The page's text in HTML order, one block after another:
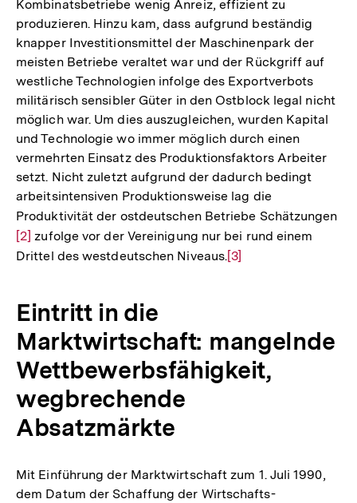
Kombinatsbetriebe wenig Anreiz, effizient zu
produzieren. Hinzu kam, dass aufgrund beständig
knapper Investitionsmittel der Maschinenpark der
meisten Betriebe veraltet war und der Rückgriff auf
westliche Technologien infolge des Exportverbots
militärisch sensibler Güter in den Ostblock legal nicht
möglich war. Um dies auszugleichen, wurden Kapital
und Technologie wo immer möglich durch einen
vermehrten Einsatz des Produktionsfaktors Arbeiter
setzt. Nicht zuletzt aufgrund der dadurch bedingt
arbeitsintensiven Produktionsweise lag die
Produktivität der ostdeutschen Betriebe Schätzungen
[2] zufolge vor der Vereinigung nur bei rund einem
Drittel des westdeutschen Niveaus.Zur
[3]
Eintritt in die
Marktwirtschaft: mangelnde
Wettbewerbsfähigkeit,
wegbrechende
Absatzmärkte
Mit Einführung der Marktwirtschaft zum 1. Juli 1990,
dem Datum der Schaffung der Wirtschafts-